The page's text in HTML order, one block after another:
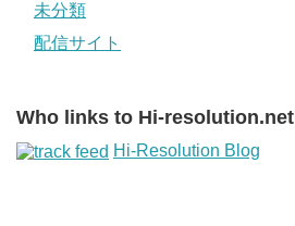
未分類
配信サイト
Who links to Hi-resolution.net
Hi-Resolution Blog